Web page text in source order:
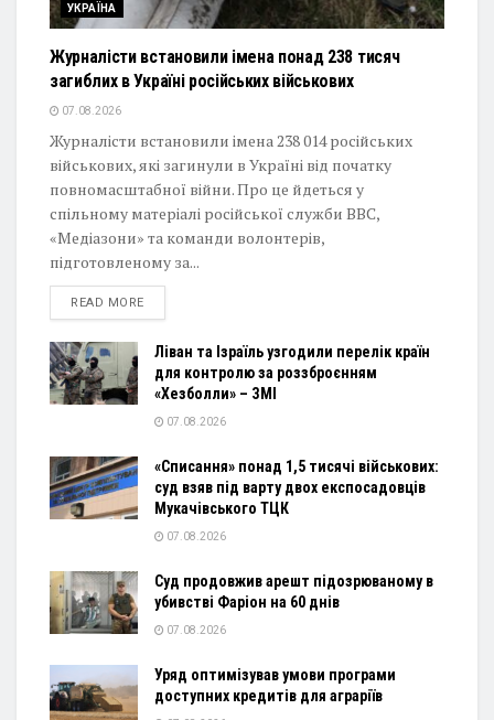
УКРАЇНА
Журналісти встановили імена понад 238 тисяч
загиблих в Україні російських військових
07.08.2026
Журналісти встановили імена 238 014 російських
військових, які загинули в Україні від початку
повномасштабної війни. Про це йдеться у
спільному матеріалі російської служби BBC,
«Медіазони» та команди волонтерів,
підготовленому за...
READ MOREDETAILS
Ліван та Ізраїль узгодили перелік країн
для контролю за роззброєнням
«Хезболли» – ЗМІ
07.08.2026
«Списання» понад 1,5 тисячі військових:
суд взяв під варту двох експосадовців
Мукачівського ТЦК
07.08.2026
Суд продовжив арешт підозрюваному в
убивстві Фаріон на 60 днів
07.08.2026
Уряд оптимізував умови програми
доступних кредитів для аграріїв